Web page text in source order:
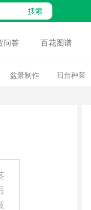
问答 百花图谱
盆景制作 阳台种菜